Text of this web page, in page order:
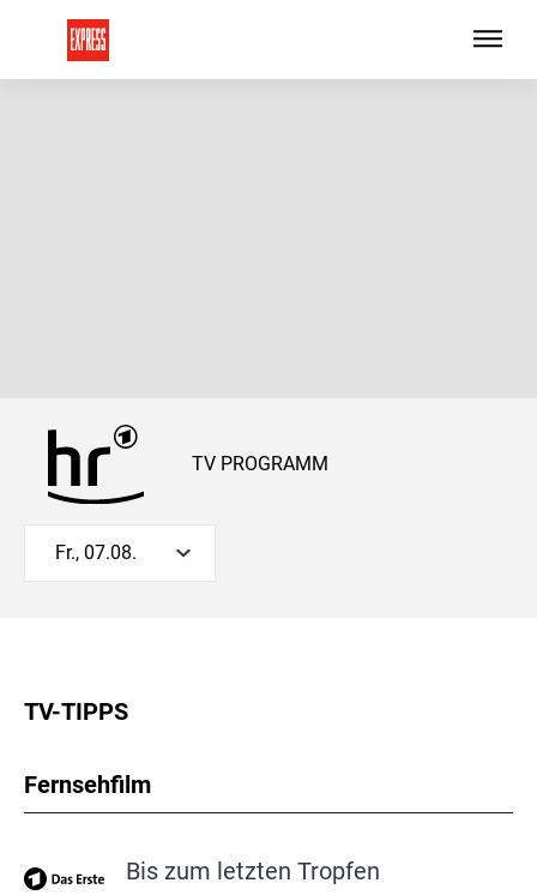
TV PROGRAMM
Fr., 07.08.
TV-TIPPS
Fernsehfilm
Bis zum letzten Tropfen